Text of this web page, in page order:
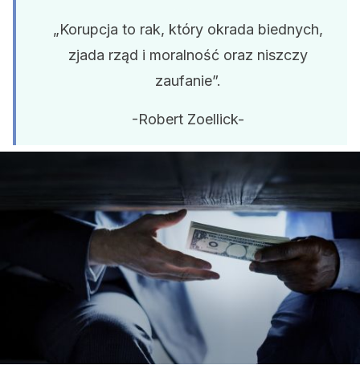
„Korupcja to rak, który okrada biednych,
zjada rząd i moralność oraz niszczy
zaufanie”.
-Robert Zoellick-